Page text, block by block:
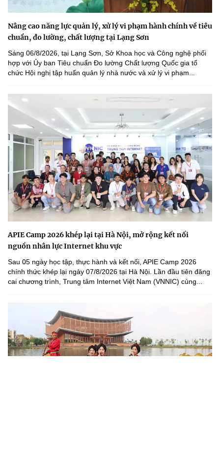
Nâng cao năng lực quản lý, xử lý vi phạm hành chính về tiêu
chuẩn, đo lường, chất lượng tại Lạng Sơn
Sáng 06/8/2026, tại Lạng Sơn, Sở Khoa học và Công nghệ phối
hợp với Ủy ban Tiêu chuẩn Đo lường Chất lượng Quốc gia tổ
chức Hội nghị tập huấn quản lý nhà nước và xử lý vi phạm...
APIE Camp 2026 khép lại tại Hà Nội, mở rộng kết nối
nguồn nhân lực Internet khu vực
Sau 05 ngày học tập, thực hành và kết nối, APIE Camp 2026
chính thức khép lại ngày 07/8/2026 tại Hà Nội. Lần đầu tiên đăng
cai chương trình, Trung tâm Internet Việt Nam (VNNIC) cùng...